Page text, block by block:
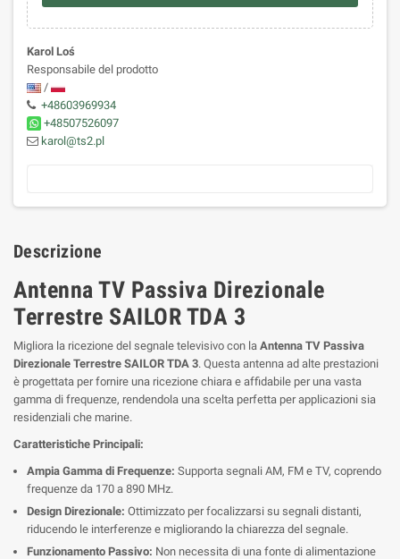
Karol Loś
Responsabile del prodotto
/
+48603969934
+48507526097
karol@ts2.pl
Descrizione
Antenna TV Passiva Direzionale
Terrestre SAILOR TDA 3
Migliora la ricezione del segnale televisivo con la Antenna TV Passiva
Direzionale Terrestre SAILOR TDA 3. Questa antenna ad alte prestazioni
è progettata per fornire una ricezione chiara e affidabile per una vasta
gamma di frequenze, rendendola una scelta perfetta per applicazioni sia
residenziali che marine.
Caratteristiche Principali:
Ampia Gamma di Frequenze: Supporta segnali AM, FM e TV, coprendo
frequenze da 170 a 890 MHz.
Design Direzionale: Ottimizzato per focalizzarsi su segnali distanti,
riducendo le interferenze e migliorando la chiarezza del segnale.
Funzionamento Passivo: Non necessita di una fonte di alimentazione